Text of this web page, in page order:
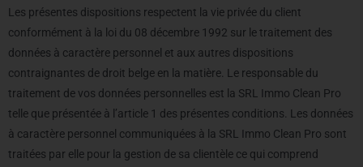
Les présentes dispositions respectent la vie privée du client
conformément à la loi du 08 décembre 1992 sur le traitement des
données à caractère personnel et aux autres dispositions
contraignantes de droit belge en la matière. Le responsable du
traitement de vos données personnelles est la SRL Immo Clean Pro
telle que présentée à l’article 1 des présentes conditions. Les données
à caractère personnel communiquées à la SRL Immo Clean Pro sont
traitées par elle pour la gestion de sa clientèle ce qui comprend